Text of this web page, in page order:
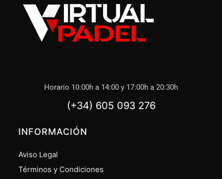
Horario 10:00h a 14:00 y 17:00h a 20:30h
(+34) 605 093 276
INFORMACIÓN
Aviso Legal
Términos y Condiciones